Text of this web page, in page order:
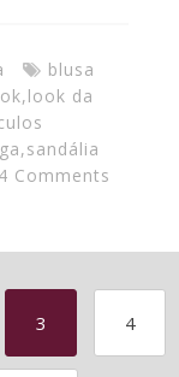
blusa
,look da
,sandália
4 Comments
3 4